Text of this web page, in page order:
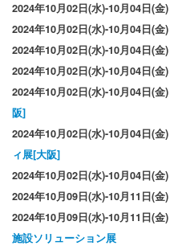
2024年10月02日(水)-10月04日(金)
2024年10月02日(水)-10月04日(金)
2024年10月02日(水)-10月04日(金)
2024年10月02日(水)-10月04日(金)
2024年10月02日(水)-10月04日(金)
阪]
2024年10月02日(水)-10月04日(金)
ィ展[大阪]
2024年10月02日(水)-10月04日(金)
2024年10月09日(水)-10月11 日(金)
2024年10月09日(水)-10月11日(金)
施設ソリューション展